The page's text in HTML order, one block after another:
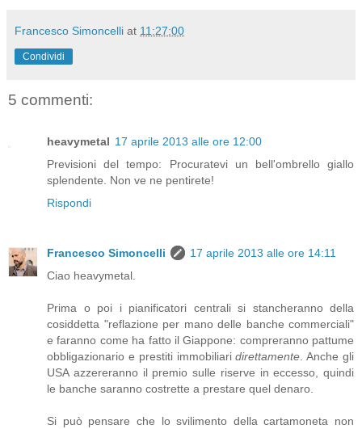
Francesco Simoncelli at 11:27:00
Condividi
5 commenti:
heavymetal 17 aprile 2013 alle ore 12:00
Previsioni del tempo: Procuratevi un bell'ombrello giallo
splendente. Non ve ne pentirete!
Rispondi
Francesco Simoncelli
17 aprile 2013 alle ore 14:11
Ciao heavymetal.
Prima o poi i pianificatori centrali si stancheranno della
cosiddetta "reflazione per mano delle banche commerciali"
e faranno come ha fatto il Giappone: compreranno pattume
obbligazionario e prestiti immobiliaridirettamente . Anche gli
USA azzereranno il premio sulle riserve in eccesso, quindi
le banche saranno costrette a prestare quel denaro.
Si può pensare che lo svilimento della cartamoneta non